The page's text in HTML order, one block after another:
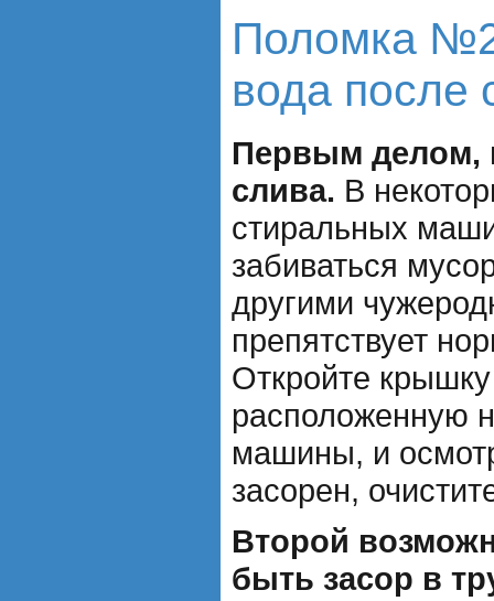
Поломка
вода после
Первым делом,
слива. В
стиральных
забиваться
другими
препятствует
Откройте
расположенную
машины, и
засорен,
Второй
быть засор в